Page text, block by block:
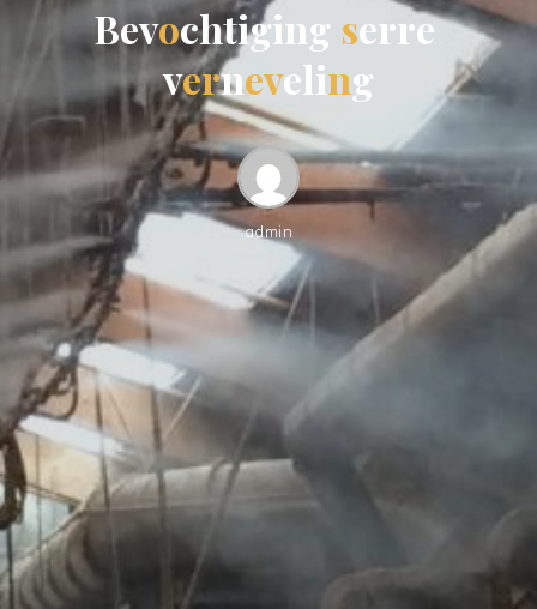
Bevochtiging serre
verneveling
admin